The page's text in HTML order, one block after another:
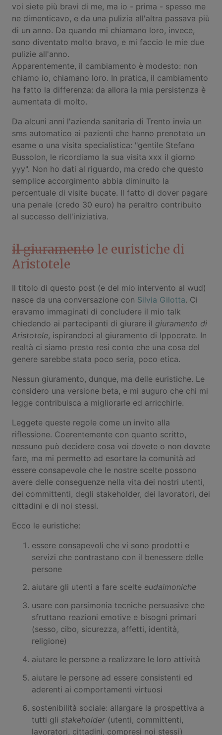
voi siete più bravi di me, ma io - prima - spesso me
ne dimenticavo, e da una pulizia all'altra passava più
di un anno. Da quando mi chiamano loro, invece,
sono diventato molto bravo, e mi faccio le mie due
pulizie all'anno.
Apparentemente, il cambiamento è modesto: non
chiamo io, chiamano loro. In pratica, il cambiamento
ha fatto la differenza: da allora la mia persistenza è
aumentata di molto.
Da alcuni anni l'azienda sanitaria di Trento invia un
sms automatico ai pazienti che hanno prenotato un
esame o una visita specialistica: "gentile Stefano
Bussolon, le ricordiamo la sua visita xxx il giorno
yyy". Non ho dati al riguardo, ma credo che questo
semplice accorgimento abbia diminuito la
percentuale di visite bucate. Il fatto di dover pagare
una penale (credo 30 euro) ha peraltro contribuito
al successo dell'iniziativa.
il giuramento le euristiche di
Aristotele
Il titolo di questo post (e del mio intervento al wud)
nasce da una conversazione con Silvia Gilotta. Ci
eravamo immaginati di concludere il mio talk
chiedendo ai partecipanti di giurare il giuramento di
Aristotele, ispirandoci al giuramento di Ippocrate. In
realtà ci siamo presto resi conto che una cosa del
genere sarebbe stata poco seria, poco etica.
Nessun giuramento, dunque, ma delle euristiche. Le
considero una versione beta, e mi auguro che chi mi
legge contribuisca a migliorarle ed arricchirle.
Leggete queste regole come un invito alla
riflessione. Coerentemente con quanto scritto,
nessuno può decidere cosa voi dovete o non dovete
fare, ma mi permetto ad esortare la comunità ad
essere consapevole che le nostre scelte possono
avere delle conseguenze nella vita dei nostri utenti,
dei committenti, degli stakeholder, dei lavoratori, dei
cittadini e di noi stessi.
Ecco le euristiche:
essere consapevoli che vi sono prodotti e
servizi che contrastano con il benessere delle
persone
aiutare gli utenti a fare scelte eudaimoniche
usare con parsimonia tecniche persuasive che
sfruttano reazioni emotive e bisogni primari
(sesso, cibo, sicurezza, affetti, identità,
religione)
aiutare le persone a realizzare le loro attività
aiutare le persone ad essere consistenti ed
aderenti ai comportamenti virtuosi
sostenibilità sociale: allargare la prospettiva a
tutti gli stakeholder (utenti, committenti,
lavoratori, cittadini, compresi noi stessi)